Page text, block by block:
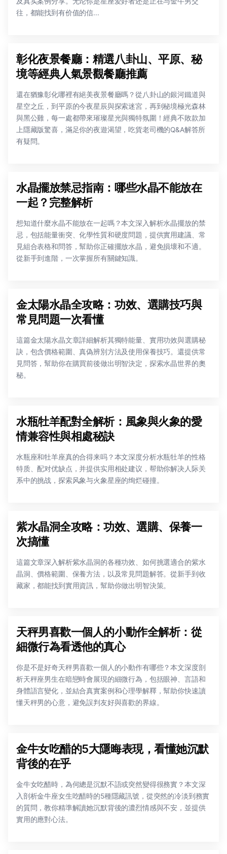
往，都能找到有价值的信...
彰化夜景餐廳：精選八卦山、平原、秘
境等經典人氣景觀餐廳推薦
還在猶豫彰化哪裡有絕美夜景餐廳嗎？從八卦山的銀河鐵道與
星空之丘，到平原的今夜星辰與探索迷宮，再到秘境極光森林
與黑公雞，每一處都帶來璀璨星光與獨特氛圍！經典不敗款加
上隱藏版驚喜，滿足你的夜遊渴望，吃貨老司機的Q&A解答所
有疑問。
水晶擺放禁忌指南：哪些水晶不能放在
一起？完整解析
想知道什麼水晶不能放在一起嗎？本文深入解析水晶擺放的禁
忌，包括能量衝突、化學性質和硬度問題，提供實用建議、常
見組合表格和問答，幫助你正確擺放水晶，避免損壞和不適。
從新手到進階，一次掌握所有關鍵知識。
金太陽水晶全攻略：功效、選購技巧與
常見問題一次看懂
這篇金太陽水晶文章詳細解析其獨特能量、實用功效與選購秘
訣，包含價格範圍、真偽辨別方法及使用保養技巧。還提供常
見問答，幫助你在購買前後做出明智決定，探索水晶世界的奧
秘。
水瓶牡羊配對全解析：風象與火象的愛
情兼容性與相處秘訣
水瓶座和牡羊座真的合得来吗？本文深度分析水瓶牡羊的性格
特质、配对优缺点，并提供实用相处建议，帮助你解决人际关
系中的挑战，探索风象与火象星座的绚烂碰撞。
紫水晶洞全攻略：功效、選購、保養一
次搞懂
這篇文章深入解析紫水晶洞的各種功效、如何挑選適合的紫水
晶洞、價格範圍、保養方法，以及常見問題解答。從新手到收
藏家，都能找到實用資訊，幫助你做出明智決策。
天秤男喜歡一個人的小動作全解析：從
細微行為看透他的真心
你是不是好奇天秤男喜歡一個人的小動作有哪些？本文深度剖
析天秤座男生在暗戀時會展現的細微行為，包括眼神、言語和
身體語言變化，並結合真實案例和心理學解釋，幫助你快速讀
懂天秤男的心意，避免誤判友好與喜歡的界線。
金牛女吃醋的5大隱晦表現，看懂她沉默
背後的在乎
金牛女吃醋時，為何總是沉默不語或突然變得很務實？本文深
入剖析金牛座女生吃醋時的5種隱藏訊號，從突然的冷淡到務實
的質問，教你精準解讀她沉默背後的濃烈情感與不安，並提供
實用的應對心法。